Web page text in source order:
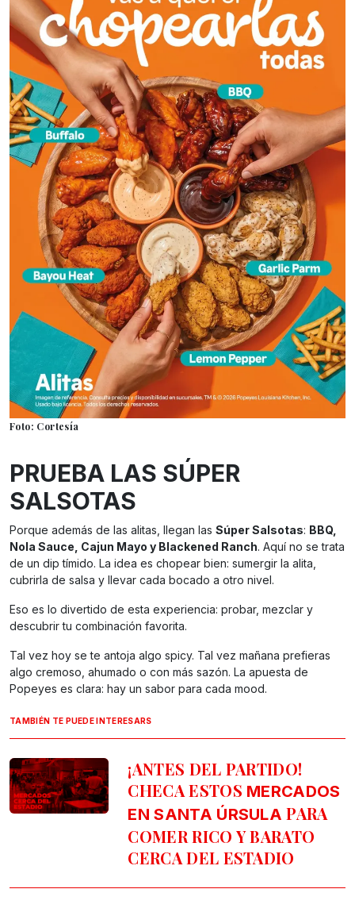
Foto: Cortesía
PRUEBA LAS SÚPER
SALSOTAS
Porque además de las alitas, llegan las Súper Salsotas: BBQ,
Nola Sauce, Cajun Mayo y Blackened Ranch. Aquí no se trata
de un dip tímido. La idea es chopear bien: sumergir la alita,
cubrirla de salsa y llevar cada bocado a otro nivel.
Eso es lo divertido de esta experiencia: probar, mezclar y
descubrir tu combinación favorita.
Tal vez hoy se te antoja algo spicy. Tal vez mañana prefieras
algo cremoso, ahumado o con más sazón. La apuesta de
Popeyes es clara: hay un sabor para cada mood.
TAMBIÉN TE PUEDE INTERESARS
¡ANTES DEL PARTIDO!
CHECA ESTOS MERCADOS
EN SANTA ÚRSULA PARA
COMER RICO Y BARATO
CERCA DEL ESTADIO